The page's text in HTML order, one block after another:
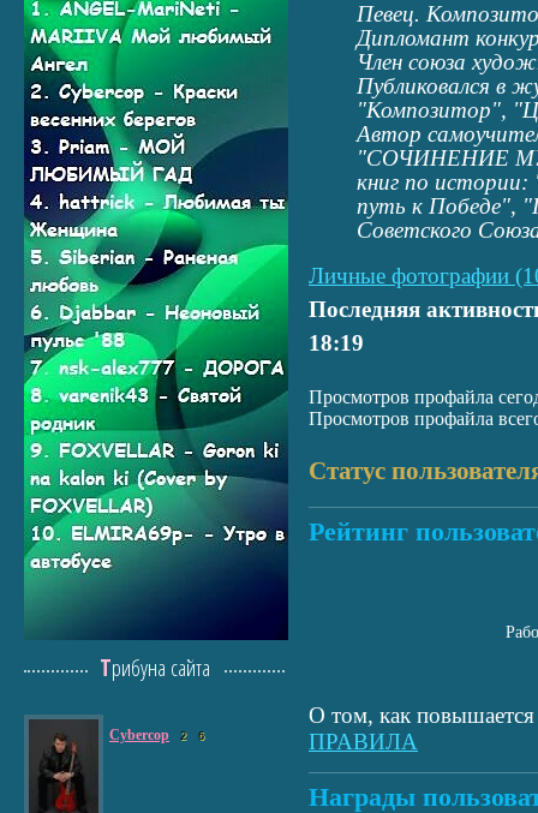
Певец.
Дипломант
Член союза
Публиковался в
"Композитор",
Автор
"СОЧИНЕНИЕ
книг по
путь к Победе",
Советского
Личные фотографии
Последняя
18:19
Просмотров профайла
Просмотров профайла
Статус
Рейтинг
О том, как повышается
ПРАВИЛА
Награды
Трибуна сайта
Cybercop 2 6